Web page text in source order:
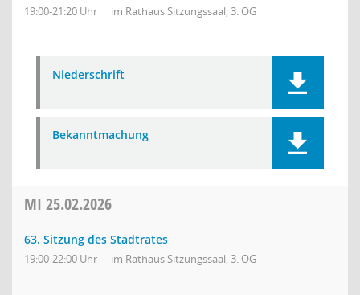
19:00-21:20 Uhr im Rathaus Sitzungssaal, 3. OG
Niederschrift
Bekanntmachung
MI 25.02.2026
63. Sitzung des Stadtrates
19:00-22:00 Uhr im Rathaus Sitzungssaal, 3. OG